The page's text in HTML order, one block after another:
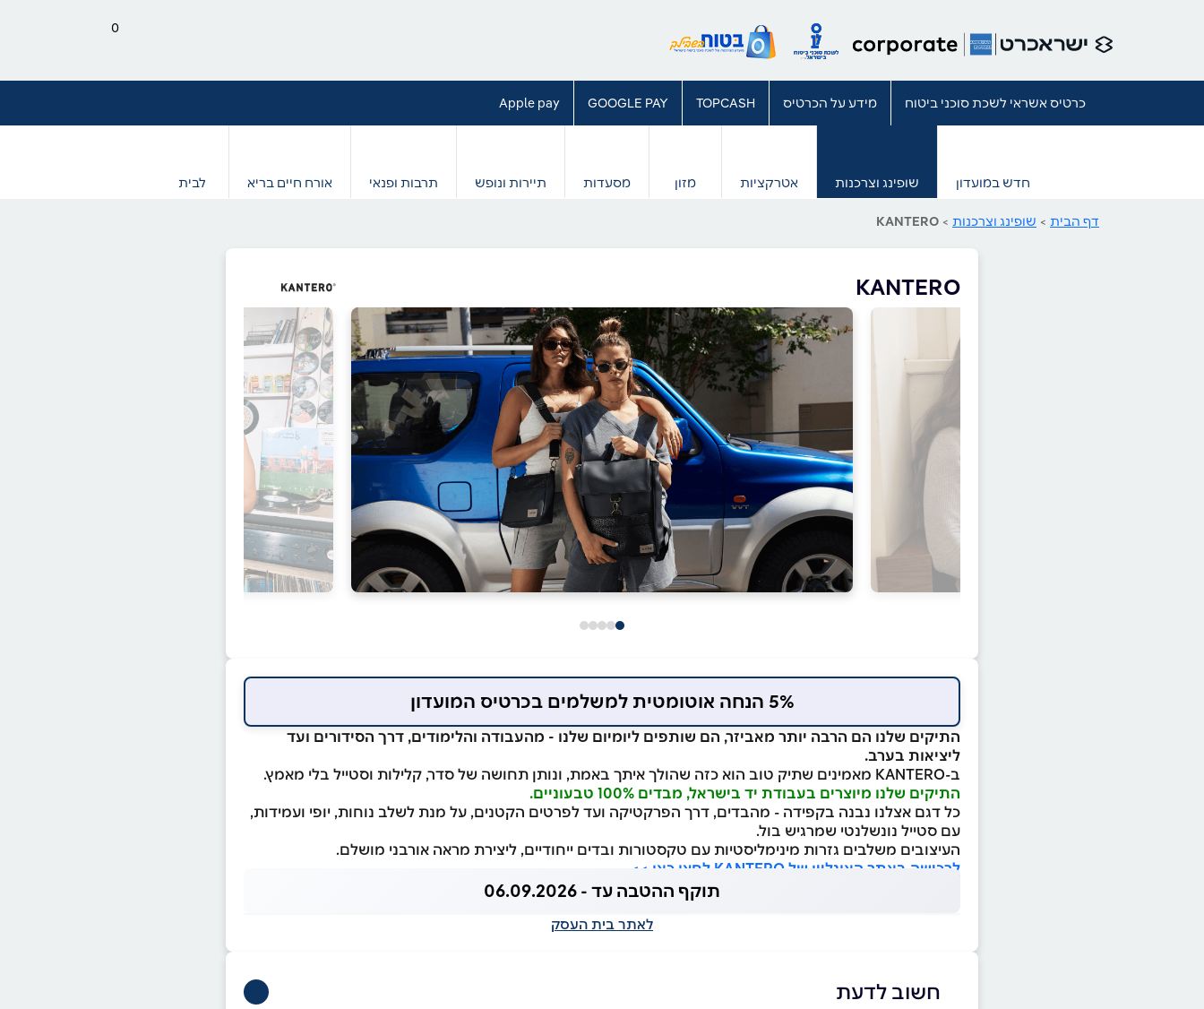
0
כרטיס אשראי לשכת סוכני ביטוח מידע על הכרטיס TOPCASH
GOOGLE PAY
Apple pay
חדש במועדון שופינג וצרכנות אטרקציות מזון מסעדות תיירות ונופש תרבות ופנאי אורח חיים בריא לבית
דף הבית > שופינג וצרכנות >
KANTERO
KANTERO
5% הנחה אוטומטית למשלמים בכרטיס המועדון
התיקים שלנו הם הרבה יותר מאביזר, הם שותפים ליומיום שלנו - מהעבודה והלימודים, דרך הסידורים ועד
ליציאות בערב.
ב-KANTERO מאמינים שתיק טוב הוא כזה שהולך איתך באמת, ונותן תחושה של סדר, קלילות וסטייל בלי מאמץ.
התיקים שלנו מיוצרים בעבודת יד בישראל, מבדים 100% טבעוניים.
כל דגם אצלנו נבנה בקפידה - מהבדים, דרך הפרקטיקה ועד לפרטים הקטנים, על מנת לשלב נוחות, יופי ועמידות,
עם סטייל נונשלנטי שמרגיש בול.
העיצובים משלבים גזרות מינימליסטיות עם טקסטורות ובדים ייחודיים, ליצירת מראה אורבני מושלם.
לרכישה באתר האונליין של KANTERO לחצו כאן >>
תוקף ההטבה עד - 06.09.2026
לאתר בית העסק
חשוב לדעת